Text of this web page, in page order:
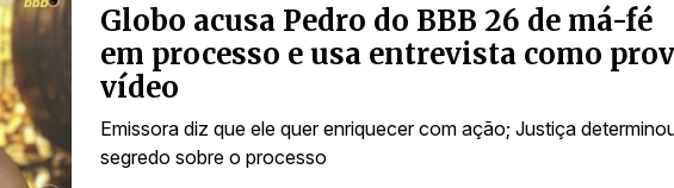
Globo acusa Pedro do BBB 26 de má-fé
em processo e usa entrevista como
vídeo
Emissora diz que ele quer enriquecer com ação; Justiça
segredo sobre o processo